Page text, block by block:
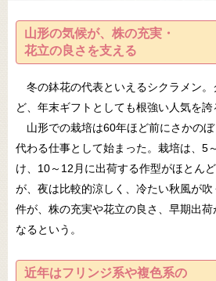
山形の気候が、株の充実・
花立の良さを支える
冬の鉢花の代表といえるシクラメン。
ど、年末ギフトとしても根強い人気を誇
山形での栽培は60年ほど前にさかの
代わる仕事として始まった。栽培は、5
け、10～12月に出荷する作型がほとん
が、夜は比較的涼しく、冷たい秋風が
件が、株の充実や花立の良さ、早期出
なるという。
近年はフリンジ系や複色系の